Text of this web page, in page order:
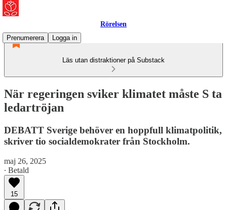
Rörelsen
Prenumerera
Logga in
Läs utan distraktioner på Substack
När regeringen sviker klimatet måste S ta
ledartröjan
DEBATT Sverige behöver en hoppfull klimatpolitik,
skriver tio socialdemokrater från Stockholm.
maj 26, 2025
∙ Betald
15